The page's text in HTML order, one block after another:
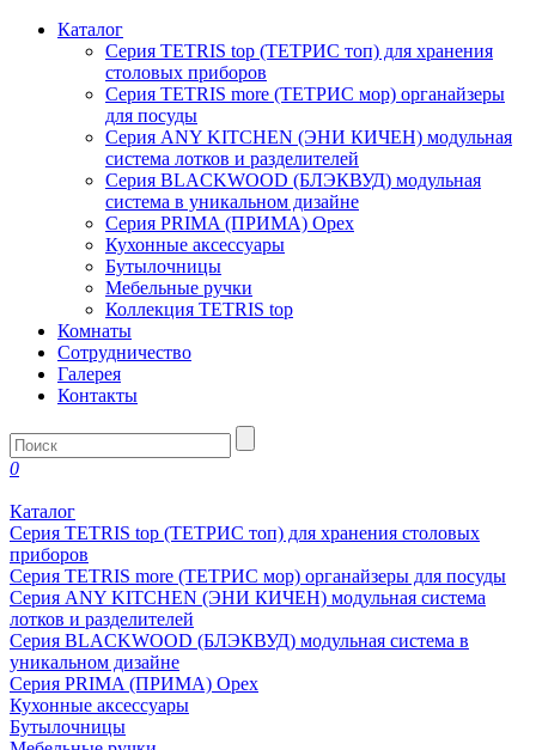
Каталог
Серия TETRIS top (ТЕТРИС топ) для хранения
столовых приборов
Серия TETRIS more (ТЕТРИС мор) органайзеры
для посуды
Серия ANY KITCHEN (ЭНИ КИЧЕН) модульная
система лотков и разделителей
Серия BLACKWOOD (БЛЭКВУД) модульная
система в уникальном дизайне
Серия PRIMA (ПРИМА) Орех
Кухонные аксессуары
Бутылочницы
Мебельные ручки
Коллекция TETRIS top
Комнаты
Сотрудничество
Галерея
Контакты
0
Каталог
Серия TETRIS top (ТЕТРИС топ) для хранения столовых
приборов
Серия TETRIS more (ТЕТРИС мор) органайзеры для посуды
Серия ANY KITCHEN (ЭНИ КИЧЕН) модульная система
лотков и разделителей
Серия BLACKWOOD (БЛЭКВУД) модульная система в
уникальном дизайне
Серия PRIMA (ПРИМА) Орех
Кухонные аксессуары
Бутылочницы